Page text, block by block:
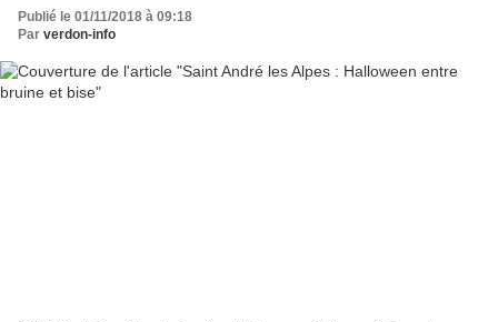
Publié le 01/11/2018 à 09:18
Par verdon-info